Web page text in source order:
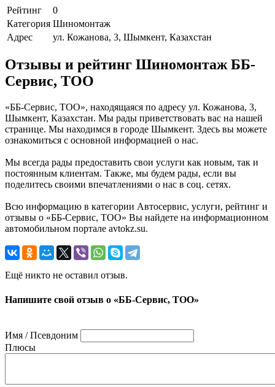
Рейтинг
0
Категория Шиномонтаж
Адрес
ул. Кожанова, 3, Шымкент, Казахстан
Отзывы и рейтинг Шиномонтаж ББ-
Сервис, ТОО
«ББ-Сервис, ТОО», находящаяся по адресу ул. Кожанова, 3,
Шымкент, Казахстан. Мы рады приветствовать вас на нашей
странице. Мы находимся в городе Шымкент. Здесь вы можете
ознакомиться с основной информацией о нас.
Мы всегда рады предоставить свои услуги как новым, так и
постоянным клиентам. Также, мы будем рады, если вы
поделитесь своими впечатлениями о нас в соц. сетях.
Всю информацию в категории Автосервис, услуги, рейтинг и
отзывы о «ББ-Сервис, ТОО» Вы найдете на информационном
автомобильном портале avtokz.su.
Ещё никто не оставил отзыв.
Напишите свой отзыв о «ББ-Сервис, ТОО»
Имя / Псевдоним
Плюсы